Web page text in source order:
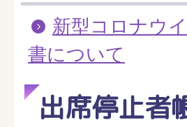
新型コロナウ
書について
出席停止者